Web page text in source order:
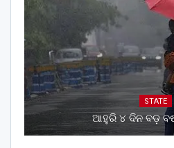
STATE
ଆହୁରି ୪ ଦିନ ବଡ଼